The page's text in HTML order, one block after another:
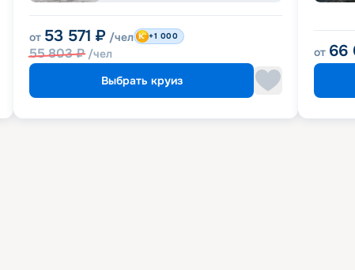
от 53 571 ₽ /чел
55 803₽ /чел
+1 000
Выбрать круиз
от 66